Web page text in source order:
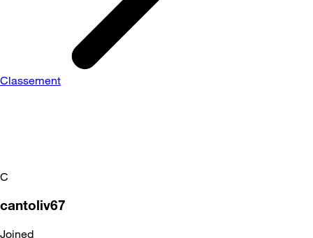
Classement
C
cantoliv67
Joined